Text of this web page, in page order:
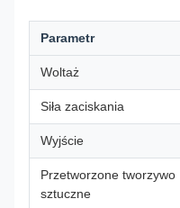
Parametr
Woltaż
Siła zaciskania
Wyjście
Przetworzone tworzywo
sztuczne